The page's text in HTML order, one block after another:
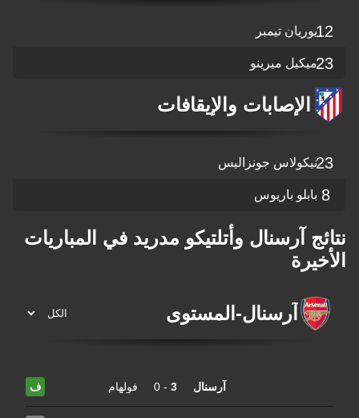
12يوريان تيمبر
23ميكيل ميرينو
الإصابات والإيقافات
23نيكولاس جونزاليس
8 بابلو باريوس
نتائج آرسنال وأتلتيكو مدريد في المباريات
الأخيرة
آرسنال- المستوى
آرسنال 3
-
0 فولهام ف